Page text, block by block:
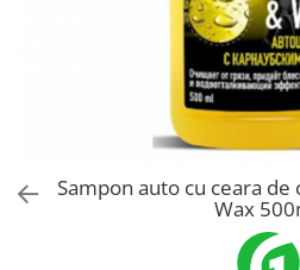
Bord | Plastice Interioare
Parfumuri | Odorizante
CEARA | SEALANT | TRATAMENTE
PROTECTIE | COATING CERAMIC
LAVETE | PROSOAPE
ACCESORII | ECHIPAMENTE |
Sampon auto cu ceara de
Wax